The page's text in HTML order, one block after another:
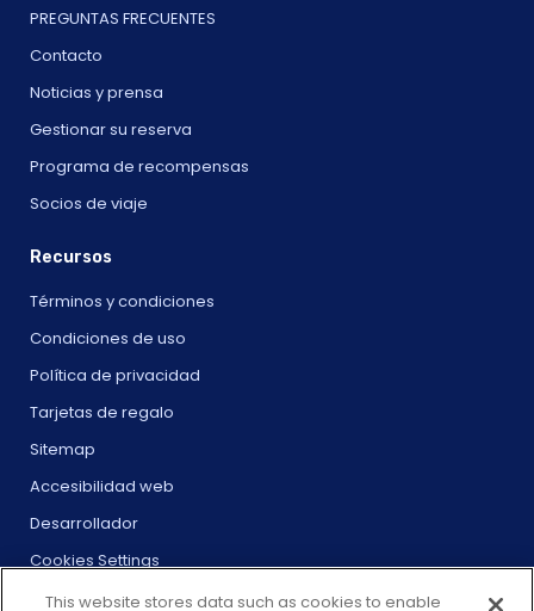
PREGUNTAS FRECUENTES
Contacto
Noticias y prensa
Gestionar su reserva
Programa de recompensas
Socios de viaje
Recursos
Términos y condiciones
Condiciones de uso
Política de privacidad
Tarjetas de regalo
Sitemap
Accesibilidad web
Desarrollador
Cookies Settings
This website stores data such as cookies to enable